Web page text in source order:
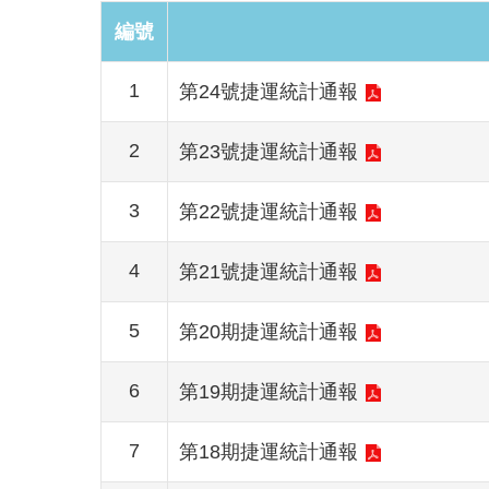
編號
1 第24號捷運統計通報
2 第23號捷運統計通報
3 第22號捷運統計通報
4 第21號捷運統計通報
5 第20期捷運統計通報
6 第19期捷運統計通報
7 第18期捷運統計通報